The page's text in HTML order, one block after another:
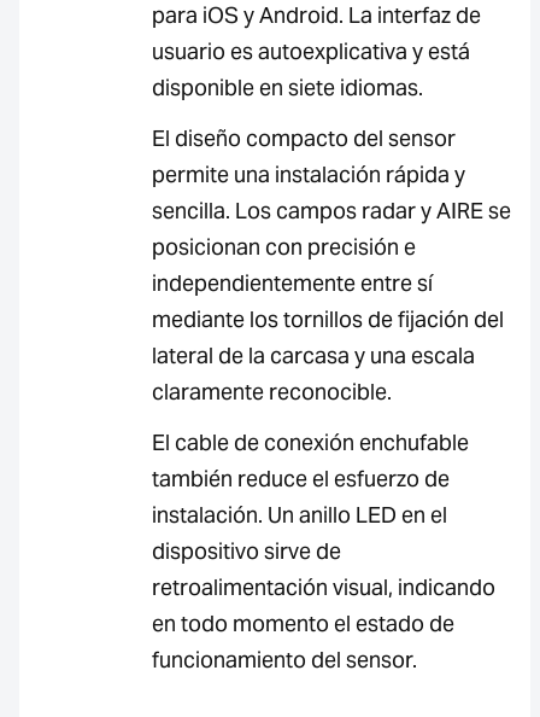
para iOS y Android. La interfaz de
usuario es autoexplicativa y está
disponible en siete idiomas.
El diseño compacto del sensor
permite una instalación rápida y
sencilla. Los campos radar y AIRE se
posicionan con precisión e
independientemente entre sí
mediante los tornillos de fijación del
lateral de la carcasa y una escala
claramente reconocible.
El cable de conexión enchufable
también reduce el esfuerzo de
instalación. Un anillo LED en el
dispositivo sirve de
retroalimentación visual, indicando
en todo momento el estado de
funcionamiento del sensor.